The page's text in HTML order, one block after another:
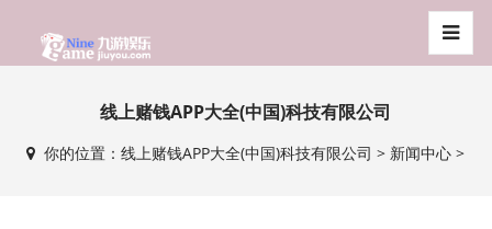
线上赌钱APP大全(中国)科技有限公司
你的位置：线上赌钱APP大全(中国)科技有限公司 > 新闻中心 >